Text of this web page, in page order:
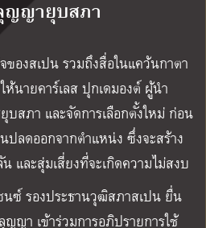
ญายุบสภา
ของสเปน รวมถึงสื่อในแคว้นกาตา
ห้นายคาร์เลส ปุกเดมองต์ ผู้นำ
สภา และจัดการเลือกตั้งใหม่ ก่อน
ปลดออกจากตำแหน่ง ซึ่งจะสร้าง
และสุ่มเสี่ยงที่จะเกิดความไม่สงบ
ซ์ รองประธานวุฒิสภาสเปน ยื่น
ญา เข้าร่วมการอภิปรายการใช้